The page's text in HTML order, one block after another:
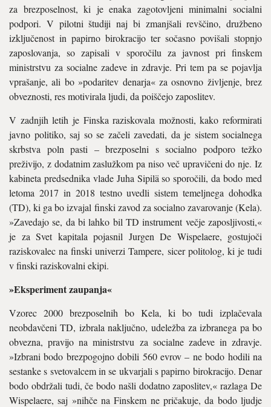
za brezposelnost, ki je enaka zagotovljeni minimalni socialni
podpori. V pilotni študiji naj bi zmanjšali revščino, družbeno
izključenost in papirno birokracijo ter sočasno povišali stopnjo
zaposlovanja, so zapisali v sporočilu za javnost pri finskem
ministrstvu za socialne zadeve in zdravje. Pri tem pa se pojavlja
vprašanje, ali bo »podaritev denarja« za osnovno življenje, brez
obveznosti, res motivirala ljudi, da poiščejo zaposlitev.
V zadnjih letih je Finska raziskovala možnosti, kako reformirati
javno politiko, saj so se začeli zavedati, da je sistem socialnega
skrbstva poln pasti – brezposelni s socialno podporo težko
preživijo, z dodatnim zaslužkom pa niso več upravičeni do nje. Iz
kabineta predsednika vlade Juha Sipilä so sporočili, da bodo med
letoma 2017 in 2018 testno uvedli sistem temeljnega dohodka
(TD), ki ga bo izvajal finski zavod za socialno zavarovanje (Kela).
»Zavedajo se, da bi lahko bil TD instrument večje zaposljivosti,«
je za Svet kapitala pojasnil Jurgen De Wispelaere, gostujoči
raziskovalec na finski univerzi Tampere, sicer politolog, ki je tudi
v finski raziskovalni ekipi.
»Eksperiment zaupanja«
Vzorec 2000 brezposelnih bo Kela, ki bo tudi izplačevala
neobdavčeni TD, izbrala naključno, udeležba za izbranega pa bo
obvezna, pravijo na ministrstvu za socialne zadeve in zdravje.
»Izbrani bodo brezpogojno dobili 560 evrov – ne bodo hodili na
sestanke s svetovalcem in se ukvarjali s papirno birokracijo. Denar
bodo obdržali tudi, če bodo našli dodatno zaposlitev,« razlaga De
Wispelaere, saj »nihče na Finskem ne pričakuje, da bodo ljudje